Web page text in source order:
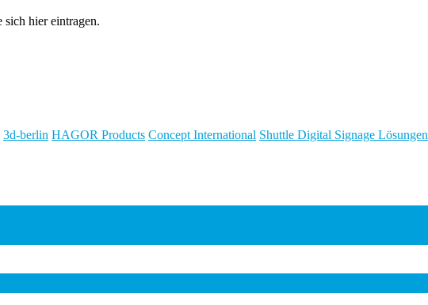
hier eintragen.
3d-berlin HAGOR Products Concept International Shuttle Digital Signage Lösungen